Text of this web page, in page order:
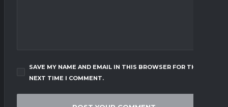
SAVE MY NAME AND EMAIL IN THIS BROWSER FOR THE
NEXT TIME I COMMENT.